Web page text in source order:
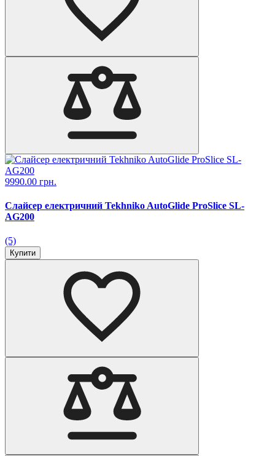
9990.00 грн.
Слайсер електричний Tekhniko AutoGlide ProSlice SL-
AG200
(5)
Купити